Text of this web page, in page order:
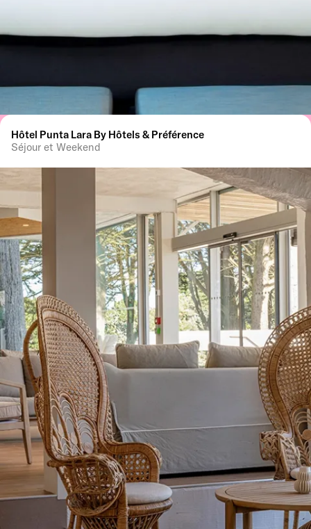
Hôtel Punta Lara By Hôtels & Préférence
Séjour et Weekend